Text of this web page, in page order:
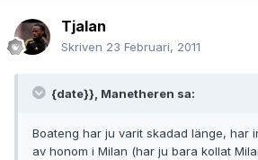
Tjalan
Skriven 23 Februari, 2011
{date}}, Manetheren sa:
Boateng har ju varit skadad länge, har
av honom i Milan (har ju bara kollat